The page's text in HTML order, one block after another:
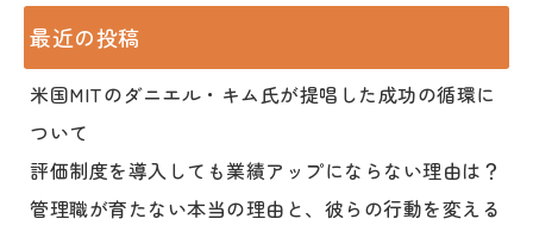
最近の投稿
米国MITのダニエル・キム氏が提唱した成功の循環に
ついて
評価制度を導入しても業績アップにならない理由は？
管理職が育たない本当の理由と、彼らの行動を変える